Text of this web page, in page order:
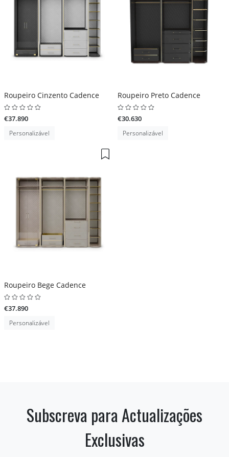
Roupeiro Cinzento Cadence
€37.890
Personalizável
Roupeiro Preto Cadence
€30.630
Personalizável
Roupeiro Bege Cadence
€37.890
Personalizável
Subscreva para Actualizações
Exclusivas